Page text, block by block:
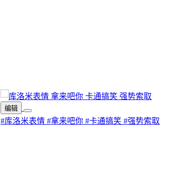
编辑
#库洛米表情 #拿来吧你 #卡通搞笑 #强势索取